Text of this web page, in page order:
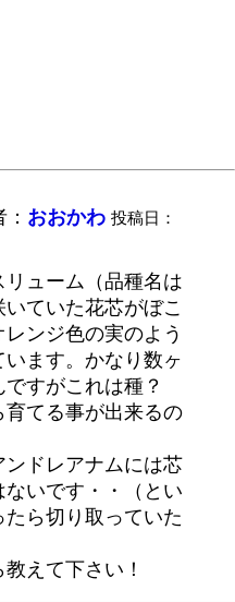
おおかわ 投稿日：
ューム（品種名は
ていた花芯がぼこ
ンジ色の実のよう
ます。かなり数ヶ
ですがこれは種？
育てる事が出来るの
ドレアナムには芯
いです・・（とい
ら切り取っていた
えて下さい！